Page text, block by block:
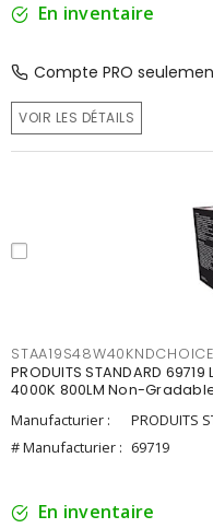
En inventaire
Compte PRO
VOIR LES DÉTAILS
PRODUITS STANDARD
4000K 800LM Non-
Manufacturier :
PRODUITS
# Manufacturier : 69719
En inventaire